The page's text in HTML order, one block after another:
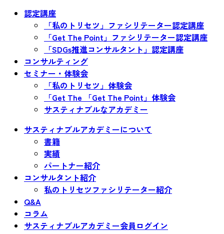
認定講座
「私のトリセツ」ファシリテーター認定講座
「Get The Point」ファシリテーター認定講座
「SDGs推進コンサルタント」認定講座
コンサルティング
セミナー・体験会
「私のトリセツ」体験会
「Get The 「Get The Point」体験会
サスティナブルなアカデミー
サスティナブルアカデミーについて
書籍
実績
パートナー紹介
コンサルタント紹介
私のトリセツファシリテーター紹介
Q&A
コラム
サスティナブルアカデミー会員ログイン